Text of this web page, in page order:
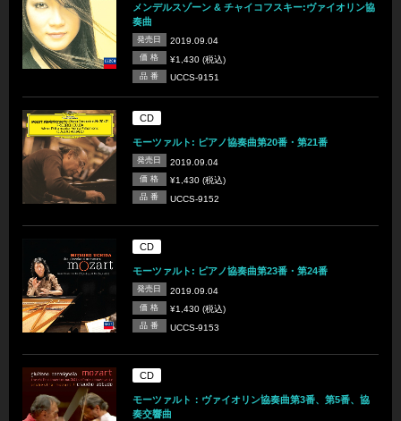
メンデルスゾーン & チャイコフスキー:ヴァイオリン協
奏曲
発売日 2019.09.04
価 格 ¥1,430 (税込)
品 番 UCCS-9151
CD
モーツァルト: ピアノ協奏曲第20番・第21番
発売日 2019.09.04
価 格 ¥1,430 (税込)
品 番 UCCS-9152
CD
モーツァルト: ピアノ協奏曲第23番・第24番
発売日 2019.09.04
価 格 ¥1,430 (税込)
品 番 UCCS-9153
CD
モーツァルト：ヴァイオリン協奏曲第3番、第5番、協
奏交響曲